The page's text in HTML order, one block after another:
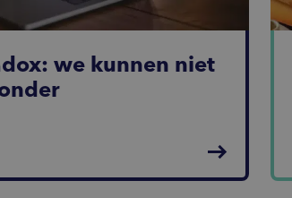
we kunnen niet
east